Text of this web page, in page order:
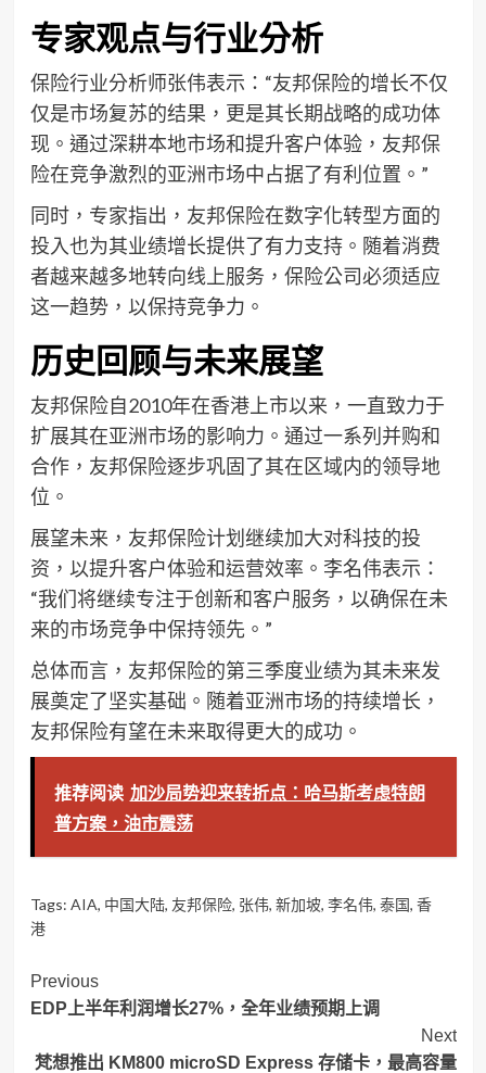
专家观点与行业分析
保险行业分析师张伟表示：“友邦保险的增长不仅
仅是市场复苏的结果，更是其长期战略的成功体
现。通过深耕本地市场和提升客户体验，友邦保
险在竞争激烈的亚洲市场中占据了有利位置。”
同时，专家指出，友邦保险在数字化转型方面的
投入也为其业绩增长提供了有力支持。随着消费
者越来越多地转向线上服务，保险公司必须适应
这一趋势，以保持竞争力。
历史回顾与未来展望
友邦保险自2010年在香港上市以来，一直致力于
扩展其在亚洲市场的影响力。通过一系列并购和
合作，友邦保险逐步巩固了其在区域内的领导地
位。
展望未来，友邦保险计划继续加大对科技的投
资，以提升客户体验和运营效率。李名伟表示：
“我们将继续专注于创新和客户服务，以确保在未
来的市场竞争中保持领先。”
总体而言，友邦保险的第三季度业绩为其未来发
展奠定了坚实基础。随着亚洲市场的持续增长，
友邦保险有望在未来取得更大的成功。
推荐阅读 加沙局势迎来转折点：哈马斯考虑特朗
普方案，油市震荡
Tags: AIA, 中国大陆, 友邦保险, 张伟, 新加坡, 李名伟, 泰国, 香
港
Post
Navigation
Previous
EDP上半年利润增长27%，全年业绩预期上调
Next
梵想推出 KM800 microSD Express 存储卡，最高容量